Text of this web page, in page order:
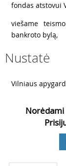
fondas atstovui
viešame
bankroto bylą,
Nustatė
Vilniaus